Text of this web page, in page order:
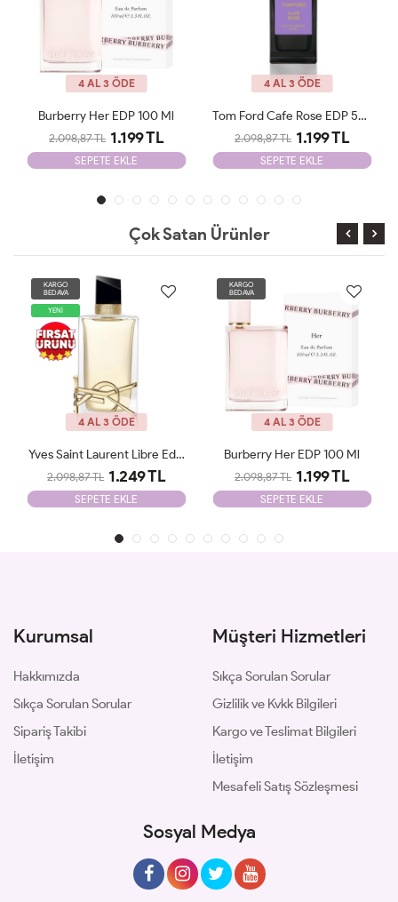
4 AL 3 ÖDE
2.098,87 TL 1.199 TL
SEPETE EKLE
4 AL 3 ÖDE
Thierry Mugler Alien Man 100ml Erkek Parfüm
2.098,87 TL 1.199 TL
SEPETE EKLE
Çok Satan Ürünler
KARGO
BEDAVA
4 AL 3 ÖDE
Burberry Her EDP 100 Ml
2.098,87 TL 1.199 TL
SEPETE EKLE
KARGO
BEDAVA
4 AL 3 ÖDE
2.098,87 TL 1.099 TL
SEPETE EKLE
Kurumsal
Hakkımızda
Sıkça Sorulan Sorular
Sipariş Takibi
İletişim
Müşteri Hizmetleri
Sıkça Sorulan Sorular
Gizlilik ve Kvkk Bilgileri
Kargo ve Teslimat Bilgileri
İletişim
Mesafeli Satış Sözleşmesi
Sosyal Medya